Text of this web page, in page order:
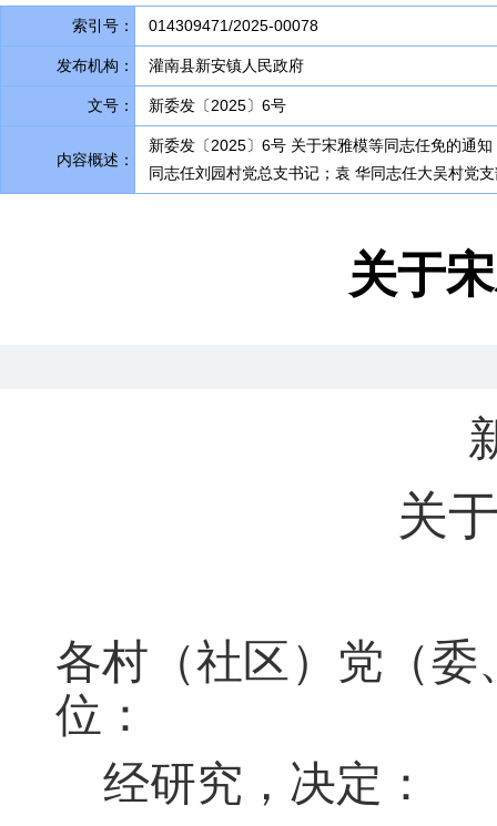
索引号： 014309471/2025-00078
发布机构： 灌南县新安镇人民政府
文号： 新委发〔2025〕6号
内容概述：
新委发〔2025〕6号 关于宋雅模等同志任免的通
同志任刘园村党总支书记；袁 华同志任大吴村党
关于
关
各村（社区）党（
位：
经研究 ， 决定：